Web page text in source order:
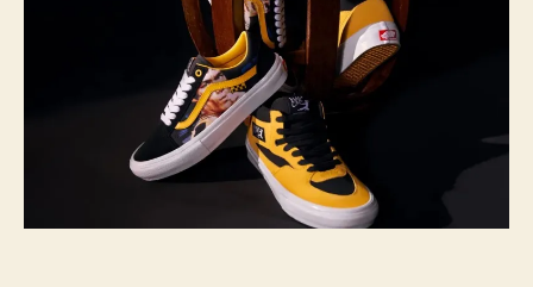
u
b
l
i
c
a
ç
ã
a
n
o
l